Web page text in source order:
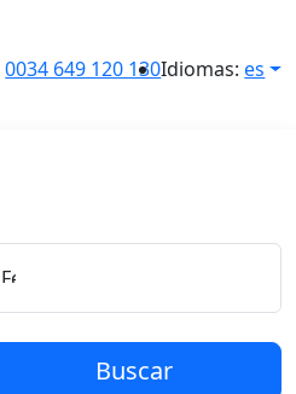
0034 649 120 130Idiomas:es
Fecha y Hora de Recogida
Buscar